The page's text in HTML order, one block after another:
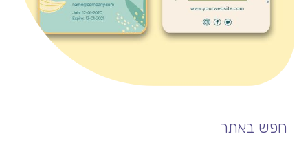
חפש באתר